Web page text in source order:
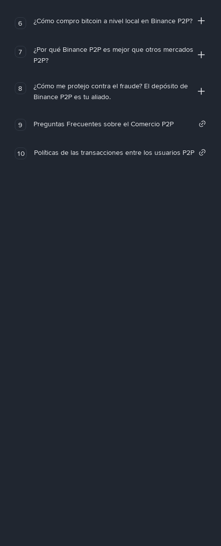
6 ¿Cómo compro bitcoin a nivel local en Binance P2P?
7
¿Por qué Binance P2P es mejor que otros mercados
P2P?
8
¿Cómo me protejo contra el fraude? El depósito de
Binance P2P es tu aliado.
9 Preguntas Frecuentes sobre el Comercio P2P
10 Políticas de las transacciones entre los usuarios P2P